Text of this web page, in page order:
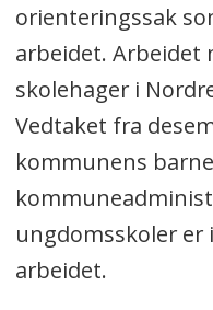
orienteringssak
arbeidet. Arbeidet
skolehager i
Vedtaket fra
kommunens
ungdomsskoler er
arbeidet.